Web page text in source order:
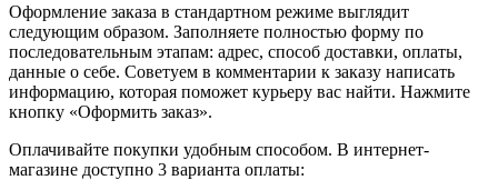
Оформление заказа в стандартном режиме выглядит
следующим образом. Заполняете полностью форму по
последовательным этапам: адрес, способ доставки, оплаты,
данные о себе. Советуем в комментарии к заказу написать
информацию, которая поможет курьеру вас найти. Нажмите
кнопку «Оформить заказ».
Оплачивайте покупки удобным способом. В интернет-
магазине доступно 3 варианта оплаты: